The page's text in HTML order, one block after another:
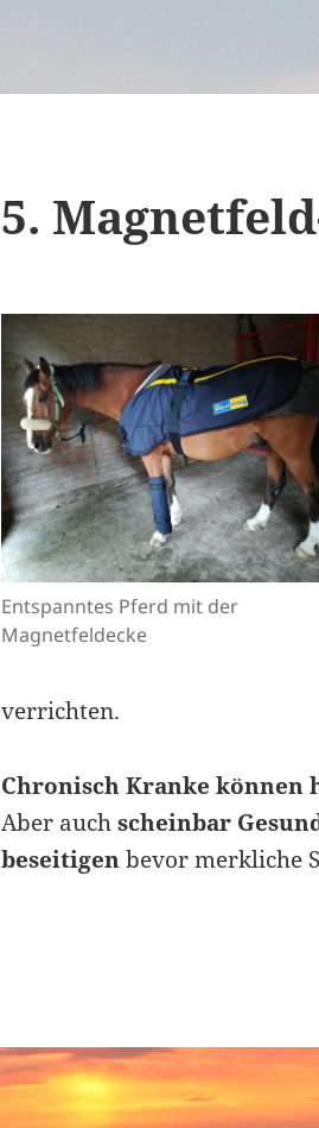
5.
Entspanntes Pferd mit der
Magnetfeldecke
verrichten.
Chronisch Kranke
Aber auchscheinbar
beseitigenbevor merkliche